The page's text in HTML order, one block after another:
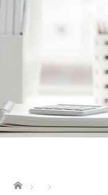
ホーム